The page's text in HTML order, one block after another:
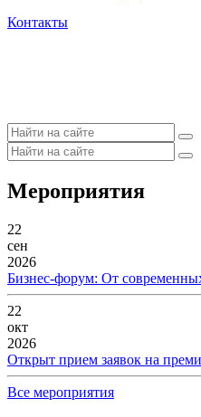
Контакты
Мероприятия
22
сен
2026
Бизнес-форум: От
22
окт
2026
Открыт прием заявок на
Все мероприятия